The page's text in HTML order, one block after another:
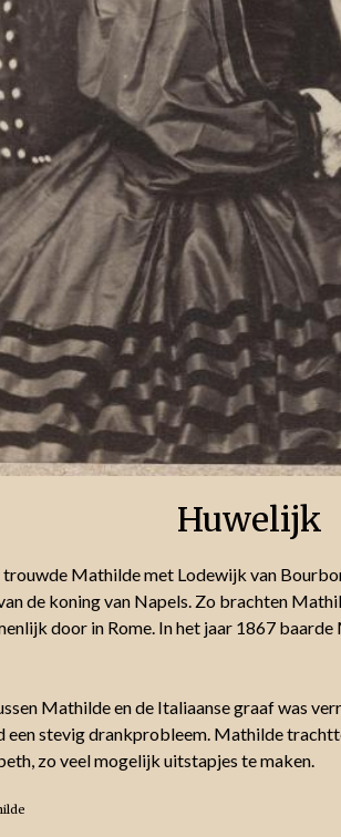
Huwelijk
Mathilde met Lodewijk van
de koning van Napels. Zo brachten
door in Rome. In het jaar 1867
Mathilde en de Italiaanse graaf was
een stevig drankprobleem. Mathilde
zo veel mogelijk uitstapjes te maken.